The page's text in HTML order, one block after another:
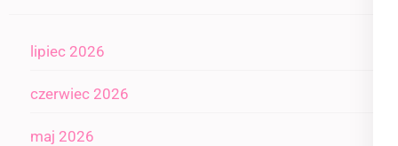
lipiec 2026
czerwiec 2026
maj 2026